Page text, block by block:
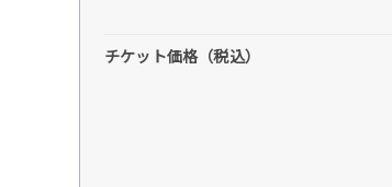
チケット価格（税込）